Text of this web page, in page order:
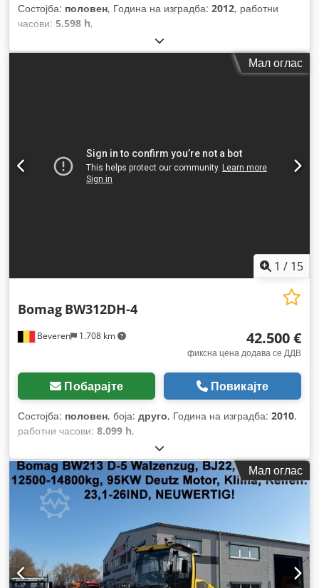
Состојба: половен, Година на изградба: 2012, работни
часови: 5.598 h,
Мал оглас
1 / 15
Beveren 1.708 km
Bomag BW312DH-4
42.500 €
фиксна цена додава се ДДВ
Побарајте Повикајте
Состојба: половен, боја: друго, Година на изградба: 2010,
работни часови: 8.099 h,
Мал оглас